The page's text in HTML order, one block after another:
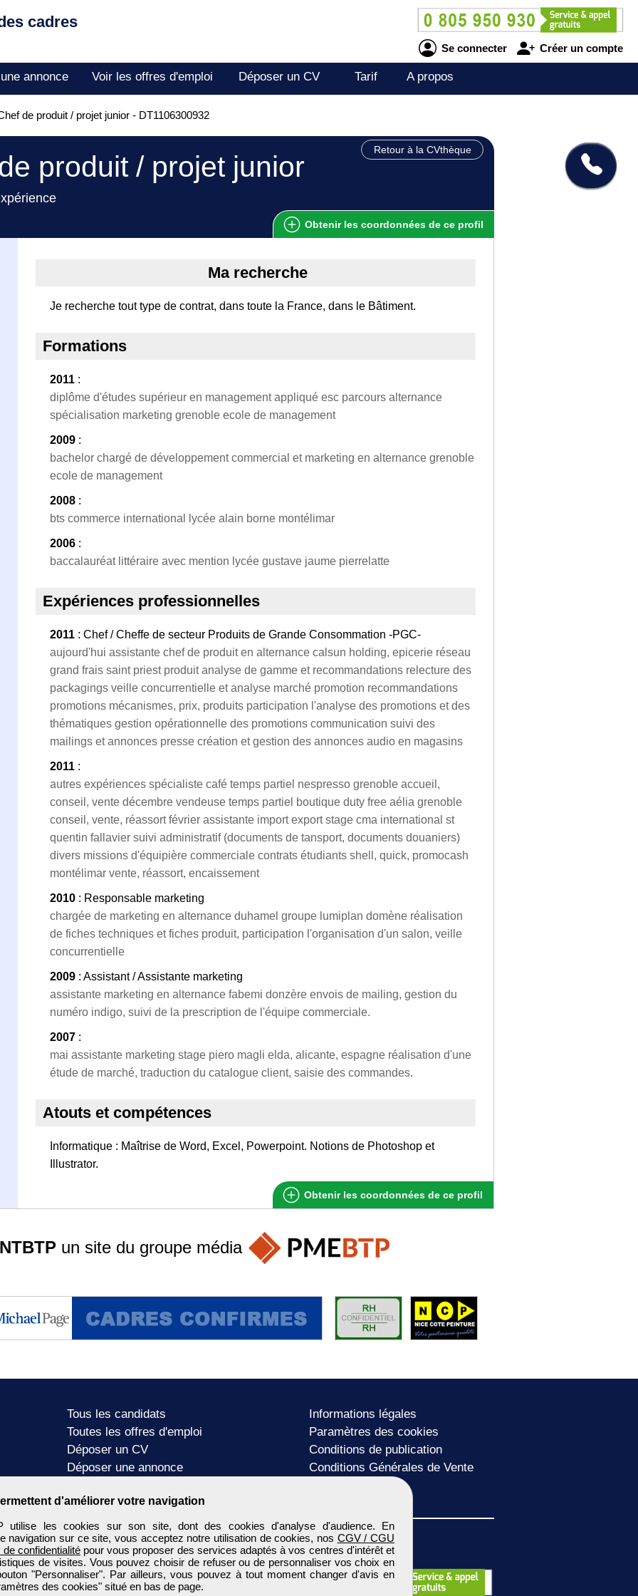
cadres
Se connecter Créer un compte
annonce Voir les offres d'emploi Déposer un CV Tarif A propos
de produit / projet junior - DT1106300932
Retour à la CVthèque
produit / projet junior
Obtenir les coordonnées de ce profil
Ma recherche
Je recherche tout type de contrat, dans toute la France, dans le Bâtiment.
Formations
2011 :
diplôme d'études supérieur en management appliqué esc parcours alternance
spécialisation marketing grenoble ecole de management
2009 :
bachelor chargé de développement commercial et marketing en alternance grenoble
ecole de management
2008 :
bts commerce international lycée alain borne montélimar
2006 :
baccalauréat littéraire avec mention lycée gustave jaume pierrelatte
Expériences professionnelles
2011 : Chef / Cheffe de secteur Produits de Grande Consommation -PGC-
aujourd'hui assistante chef de produit en alternance calsun holding, epicerie réseau
grand frais saint priest produit analyse de gamme et recommandations relecture des
packagings veille concurrentielle et analyse marché promotion recommandations
promotions mécanismes, prix, produits participation l'analyse des promotions et des
thématiques gestion opérationnelle des promotions communication suivi des
mailings et annonces presse création et gestion des annonces audio en magasins
2011 :
autres expériences spécialiste café temps partiel nespresso grenoble accueil,
conseil, vente décembre vendeuse temps partiel boutique duty free aélia grenoble
conseil, vente, réassort février assistante import export stage cma international st
quentin fallavier suivi administratif (documents de tansport, documents douaniers)
divers missions d'équipière commerciale contrats étudiants shell, quick, promocash
montélimar vente, réassort, encaissement
2010 : Responsable marketing
chargée de marketing en alternance duhamel groupe lumiplan domène réalisation
de fiches techniques et fiches produit, participation l'organisation d'un salon, veille
concurrentielle
2009 : Assistant / Assistante marketing
assistante marketing en alternance fabemi donzère envois de mailing, gestion du
numéro indigo, suivi de la prescription de l'équipe commerciale.
2007 :
mai assistante marketing stage piero magli elda, alicante, espagne réalisation d'une
étude de marché, traduction du catalogue client, saisie des commandes.
Atouts et compétences
Informatique : Maîtrise de Word, Excel, Powerpoint. Notions de Photoshop et
Illustrator.
Obtenir les coordonnées de ce profil
d'améliorer votre navigation
utilise les cookies sur son site, dont des cookies d'analyse d'audience. En
navigation sur ce site, vous acceptez notre utilisation de cookies, nos CGV / CGU
de confidentialitépour vous proposer des services adaptés à vos centres d'intérêt et
de visites. Vous pouvez choisir de refuser ou de personnaliser vos choix en
"Personnaliser". Par ailleurs, vous pouvez à tout moment changer d'avis en
des cookies" situé en bas de page.
un site du groupe média
Tous les candidats
Toutes les offres d'emploi
Déposer un CV
Déposer une annonce
Informations légales
Paramètres des cookies
Conditions de publication
Conditions Générales de Vente